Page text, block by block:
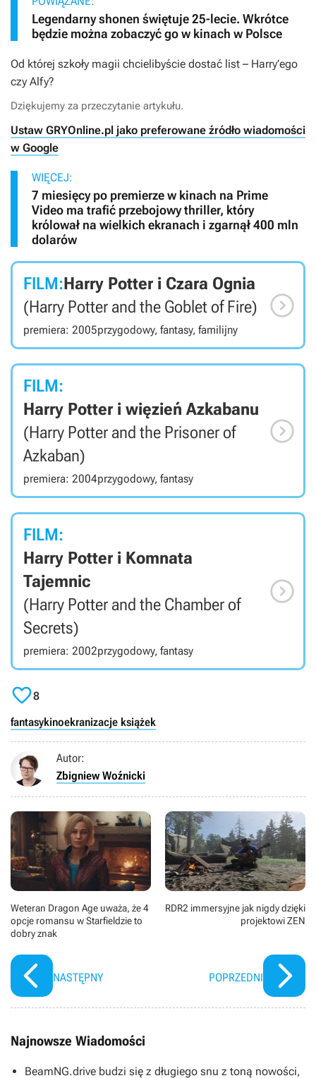
Legendarny shonen świętuje 25-lecie. Wkrótce
będzie można zobaczyć go w kinach w Polsce
Od której szkoły magii chcielibyście dostać list – Harry’ego
czy Alfy?
Dziękujemy za przeczytanie artykułu.
Ustaw GRYOnline.pl jako preferowane źródło wiadomości
w Google
WIĘCEJ:
7 miesięcy po premierze w kinach na Prime
Video ma trafić przebojowy thriller, który
królował na wielkich ekranach i zgarnął 400 mln
dolarów
FILM:Harry Potter i Czara Ognia
(Harry Potter and the Goblet of Fire)
premiera: 2005przygodowy, fantasy, familijny

FILM:
Harry Potter i więzień Azkabanu
(Harry Potter and the Prisoner of
Azkaban)
premiera: 2004przygodowy, fantasy

FILM:
Harry Potter i Komnata
Tajemnic
(Harry Potter and the Chamber of
Secrets)
premiera: 2002przygodowy, fantasy

8
fantasykinoekranizacje książek
Autor:
Zbigniew Woźnicki
Weteran Dragon Age uważa, że 4
opcje romansu w Starfieldzie to
dobry znak
NASTĘPNY
RDR2 immersyjne jak nigdy dzięki
projektowi ZEN
POPRZEDNI
Najnowsze Wiadomości
BeamNG.drive budzi się z długiego snu z toną nowości,